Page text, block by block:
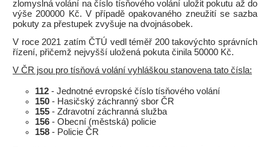
zlomyslná volání na číslo tísňového volání uložit pokutu až do
výše 200000 Kč. V případě opakovaného zneužití se sazba
pokuty za přestupek zvyšuje na dvojnásobek.
V roce 2021 zatím ČTÚ vedl téměř 200 takovýchto správních
řízení, přičemž nejvyšší uložená pokuta činila 50000 Kč.
V ČR jsou pro tísňová volání vyhláškou stanovena tato čísla:
112 - Jednotné evropské číslo tísňového volání
150 - Hasičský záchranný sbor ČR
155 - Zdravotní záchranná služba
156 - Obecní (městská) policie
158 - Policie ČR